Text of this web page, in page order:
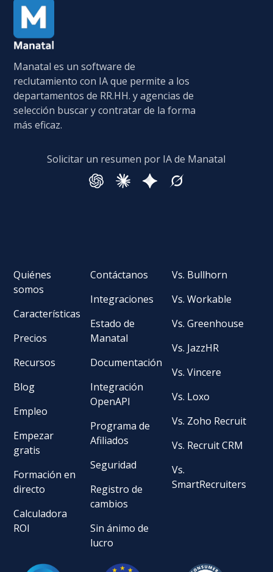
Manatal es un software de
reclutamiento con IA que permite a los
departamentos de RR.HH. y agencias de
selección buscar y contratar de la forma
más eficaz.
Solicitar un resumen por IA de Manatal
Quiénes
somos
Características
Precios
Recursos
Blog
Empleo
Empezar
gratis
Formación en
directo
Calculadora
ROI
Contáctanos
Integraciones
Estado de
Manatal
Documentación
Integración
OpenAPI
Programa de
Afiliados
Seguridad
Registro de
cambios
Sin ánimo de
lucro
Vs. Bullhorn
Vs. Workable
Vs. Greenhouse
Vs. JazzHR
Vs. Vincere
Vs. Loxo
Vs. Zoho Recruit
Vs. Recruit CRM
Vs.
SmartRecruiters